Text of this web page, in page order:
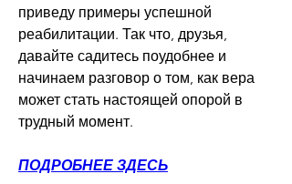
приведу примеры успешной
реабилитации. Так что, друзья,
давайте садитесь поудобнее и
начинаем разговор о том, как вера
может стать настоящей опорой в
трудный момент.
ПОДРОБНЕЕ ЗДЕСЬ